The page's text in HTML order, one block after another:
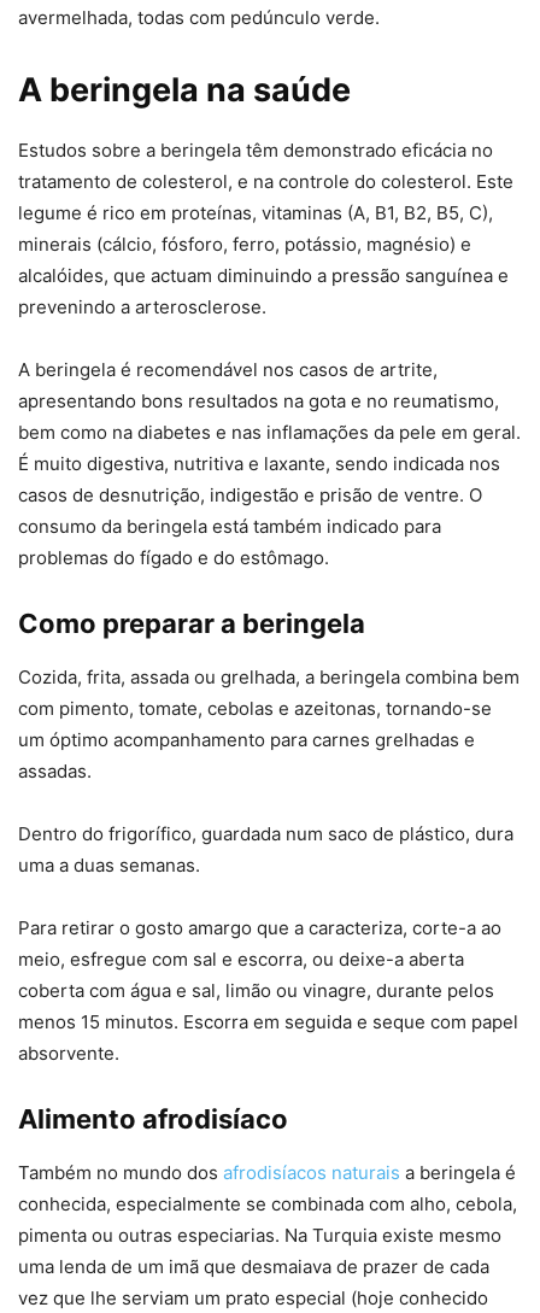
avermelhada, todas com pedúnculo verde.
A beringela na saúde
Estudos sobre a beringela têm demonstrado eficácia no
tratamento de colesterol, e na controle do colesterol. Este
legume é rico em proteínas, vitaminas (A, B1, B2, B5, C),
minerais (cálcio, fósforo, ferro, potássio, magnésio) e
alcalóides, que actuam diminuindo a pressão sanguínea e
prevenindo a arterosclerose.
A beringela é recomendável nos casos de artrite,
apresentando bons resultados na gota e no reumatismo,
bem como na diabetes e nas inflamações da pele em geral.
É muito digestiva, nutritiva e laxante, sendo indicada nos
casos de desnutrição, indigestão e prisão de ventre. O
consumo da beringela está também indicado para
problemas do fígado e do estômago.
Como preparar a beringela
Cozida, frita, assada ou grelhada, a beringela combina bem
com pimento, tomate, cebolas e azeitonas, tornando-se
um óptimo acompanhamento para carnes grelhadas e
assadas.
Dentro do frigorífico, guardada num saco de plástico, dura
uma a duas semanas.
Para retirar o gosto amargo que a caracteriza, corte-a ao
meio, esfregue com sal e escorra, ou deixe-a aberta
coberta com água e sal, limão ou vinagre, durante pelos
menos 15 minutos. Escorra em seguida e seque com papel
absorvente.
Alimento afrodisíaco
Também no mundo dos afrodisíacos naturais a beringela é
conhecida, especialmente se combinada com alho, cebola,
pimenta ou outras especiarias. Na Turquia existe mesmo
uma lenda de um imã que desmaiava de prazer de cada
vez que lhe serviam um prato especial (hoje conhecido